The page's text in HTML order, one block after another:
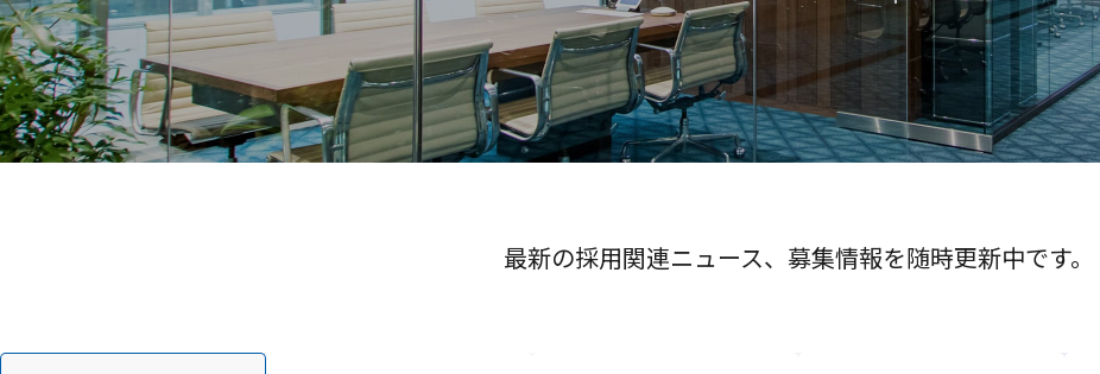
企業情
報
CEOメ
ッセー
ジ
強み・
インタ
ー・ク
ロスト
ーク
キャリ
アパス
待遇・
福利厚
生
人財育
成制度
オフィ
社内イ
AI活用
環境
最新の採用関連ニュース、募集情報を随時更新中です。